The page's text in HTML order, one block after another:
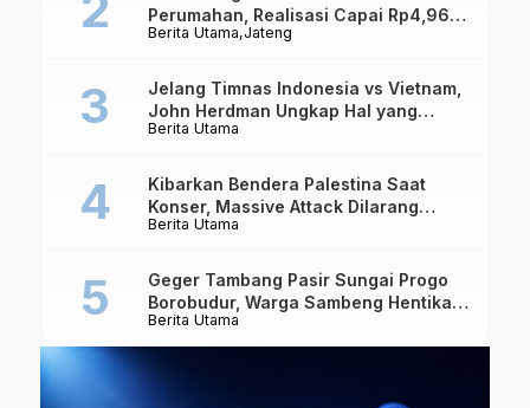
Berita Utama Jateng
Perumahan, Realisasi Capai Rp4,96
Triliun
Berita Utama
Jelang Timnas Indonesia vs Vietnam,
John Herdman Ungkap Hal yang
Dipertaruhkan
Berita Utama
Kibarkan Bendera Palestina Saat
Konser, Massive Attack Dilarang
Masuk Singapura Lagi
Berita Utama
Geger Tambang Pasir Sungai Progo
Borobudur, Warga Sambeng Hentikan
Alat Berat dan Usir Truk